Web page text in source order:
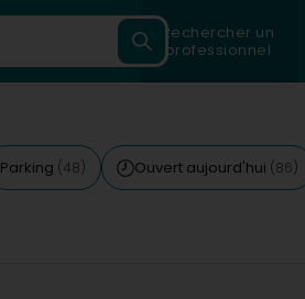
Rechercher un
professionnel
Parking (48) Ouvert aujourd'hui (86)